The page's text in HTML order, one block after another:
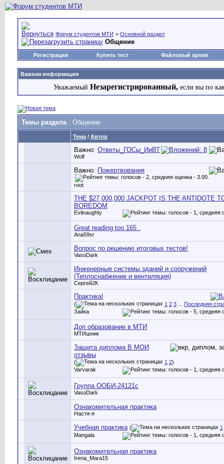
Форум студентов МТИ > Основной раздел
Общение
Регистрация Купить тест Файловый архив
Важная информация
Уважаемый Незарегистрированный, если вы по
Темы раздела: Общение
Тема / Автор
Важно: Ответы_ГОСы_ИиВТ
Wolf
Важно: Пожертвования
root
THE $27,000,000 JACKPOT IS THE ANTIDOTE
BOREDOM
Evilnaughty
Great reading too 165 .
Ana59sr
Вопрос по решению итоговых тестов!
VasoDark
Инженерные системы зданий и сооружений
(Теплоснабжение и вентиляция)
Сергей2К
Практика!
( 1 2 3
Последняя
Зайка
Доп образование в МТИ
МТИшник
Защита диплома В МОИ
отзывы
( 1 2)
Varvarak
Группа ООБИ-24121с
VasoDark
Ознакомительная практика
Настя-я
Учебная практика (
1
Mangala
Ознакомительная практика
Irena_Mara15